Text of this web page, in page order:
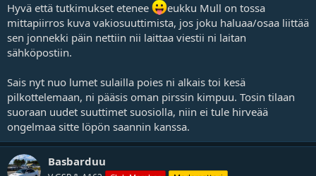
Hyvä että tutkimukset etenee
eukku Mull on tossa
mittapiirros kuva vakiosuuttimista, jos joku haluaa/osaa liittää
sen jonnekki päin nettiin nii laittaa viestii ni laitan
sähköpostiin.
Sais nyt nuo lumet sulailla poies ni alkais toi kesä
pilkottelemaan, ni pääsis oman pirssin kimpuu. Tosin tilaan
suoraan uudet suuttimet suosiolla, niin ei tule hirveää
ongelmaa sitte löpön saannin kanssa.
Basbarduu